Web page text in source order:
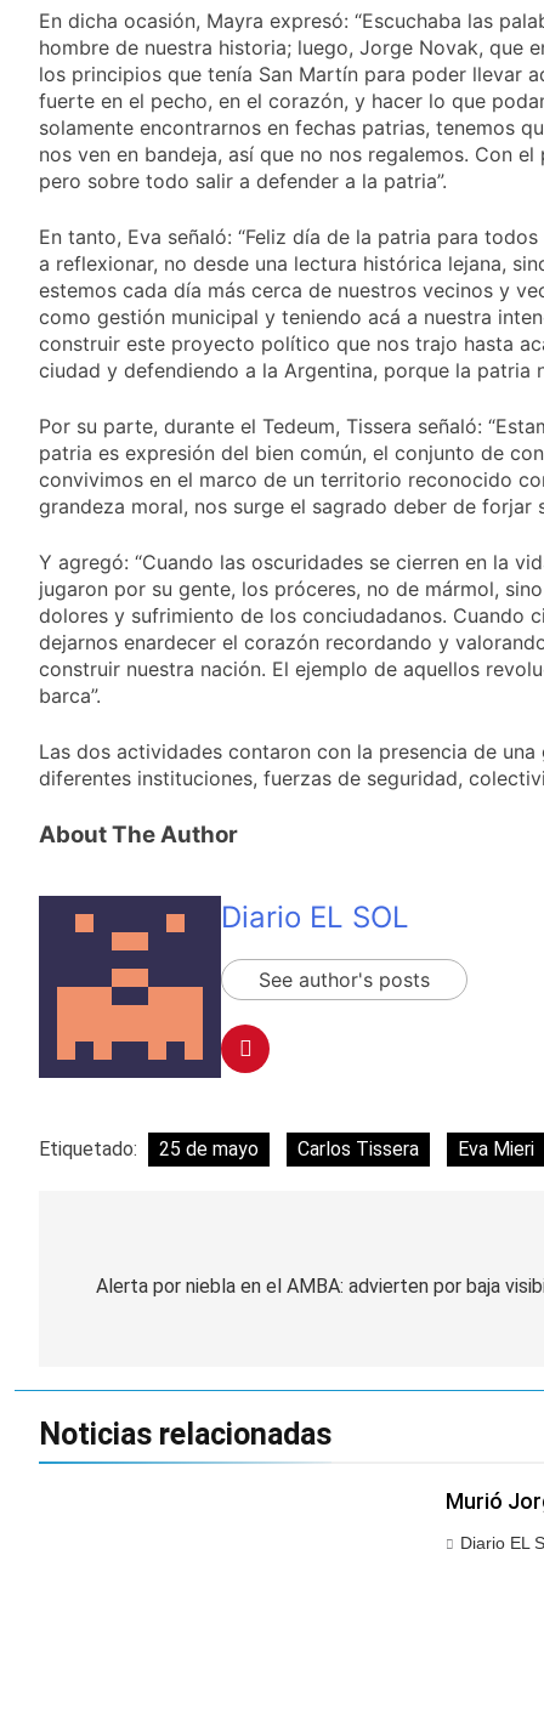
anarquistas»
servirla
correctamente
1 Día Atrás
El frío polar se
instala en Buenos
Aires: mejora el
tiempo y llegan las
temperaturas más
bajas de la semana
1 Día Atrás
Día de San Cayetano:
por qué se celebra
cada 7 de agosto y
qué representa para
1 Día Atrás
El Senado aprobó la
privada, pero el
Gobierno debió
eliminar otro capítulo
1 Día Atrás
Incidentes frente al
Congreso durante la
protesta contra la
Ley de Propiedad
Privada: hubo
enfrentamientos
2 Días Atrás
La Fiscalía rechazó el
pedido para
contra Pity Alvarez
67 barrios full LED en
Florencio Varela
2 Días Atrás
El temporal se
cuándo dejará de
llover y llega una ola
de frío con mínimas
cercanas a 1°C
2 Días Atrás
Kicillof marchó
contra la Ley de
Propiedad Privada de
Milei
2 Días Atrás
Renunció el
Quilmes, Hernán
Ocampo, tras la
difusión de chats
Candela Arizaga
confirmó que tuvo un
del peronismo de
girar el proyecto a
comisión
En dicha ocasión, Mayra expresó: “Escuchaba las
hombre de nuestra historia; luego, Jorge Novak, que
los principios que tenía San Martín para poder llevar
fuerte en el pecho, en el corazón, y hacer lo que
solamente encontrarnos en fechas patrias, tenemos
nos ven en bandeja, así que no nos regalemos. Con
pero sobre todo salir a defender a la patria”.
En tanto, Eva señaló: “Feliz día de la patria para
a reflexionar, no desde una lectura histórica lejana,
estemos cada día más cerca de nuestros vecinos y
como gestión municipal y teniendo acá a nuestra
construir este proyecto político que nos trajo hasta
ciudad y defendiendo a la Argentina, porque la patria
Por su parte, durante el Tedeum, Tissera señaló:
patria es expresión del bien común, el conjunto de
convivimos en el marco de un territorio reconocido
grandeza moral, nos surge el sagrado deber de forjar
Y agregó: “Cuando las oscuridades se cierren en la
jugaron por su gente, los próceres, no de mármol,
dolores y sufrimiento de los conciudadanos. Cuando
dejarnos enardecer el corazón recordando y
construir nuestra nación. El ejemplo de aquellos
barca”.
Las dos actividades contaron con la presencia de
diferentes instituciones, fuerzas de seguridad,
About The Author
Diario EL SOL
See author's posts
Etiquetado: 25 de mayo Carlos Tissera Eva Mieri
Alerta por niebla en el AMBA: advierten por baja
Noticias relacionadas
Murió
Diario EL